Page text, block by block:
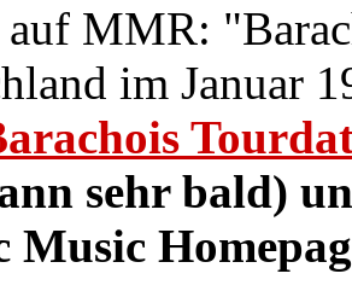
auf MMR:
im Januar
sehr bald)
Music